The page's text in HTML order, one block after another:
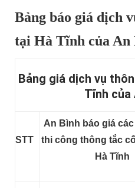
Bảng báo giá dịch
tại Hà Tĩnh của An
Bảng giá dịch vụ
Tĩnh của
STT
An Bình báo giá
thi công thông tắc
Hà Tĩnh